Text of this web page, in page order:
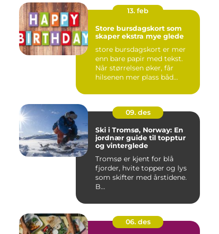
13. feb
Store bursdagskort som
skaper ekstra mye glede
store bursdagskort er mer
enn bare papir med tekst.
Når størrelsen øker, får
hilsenen mer plass båd...
09. des
Ski i Tromsø, Norway: En
jordnær guide til topptur
og vinterglede
Tromsø er kjent for blå
fjorder, hvite topper og lys
som skifter med årstidene.
B...
06. des